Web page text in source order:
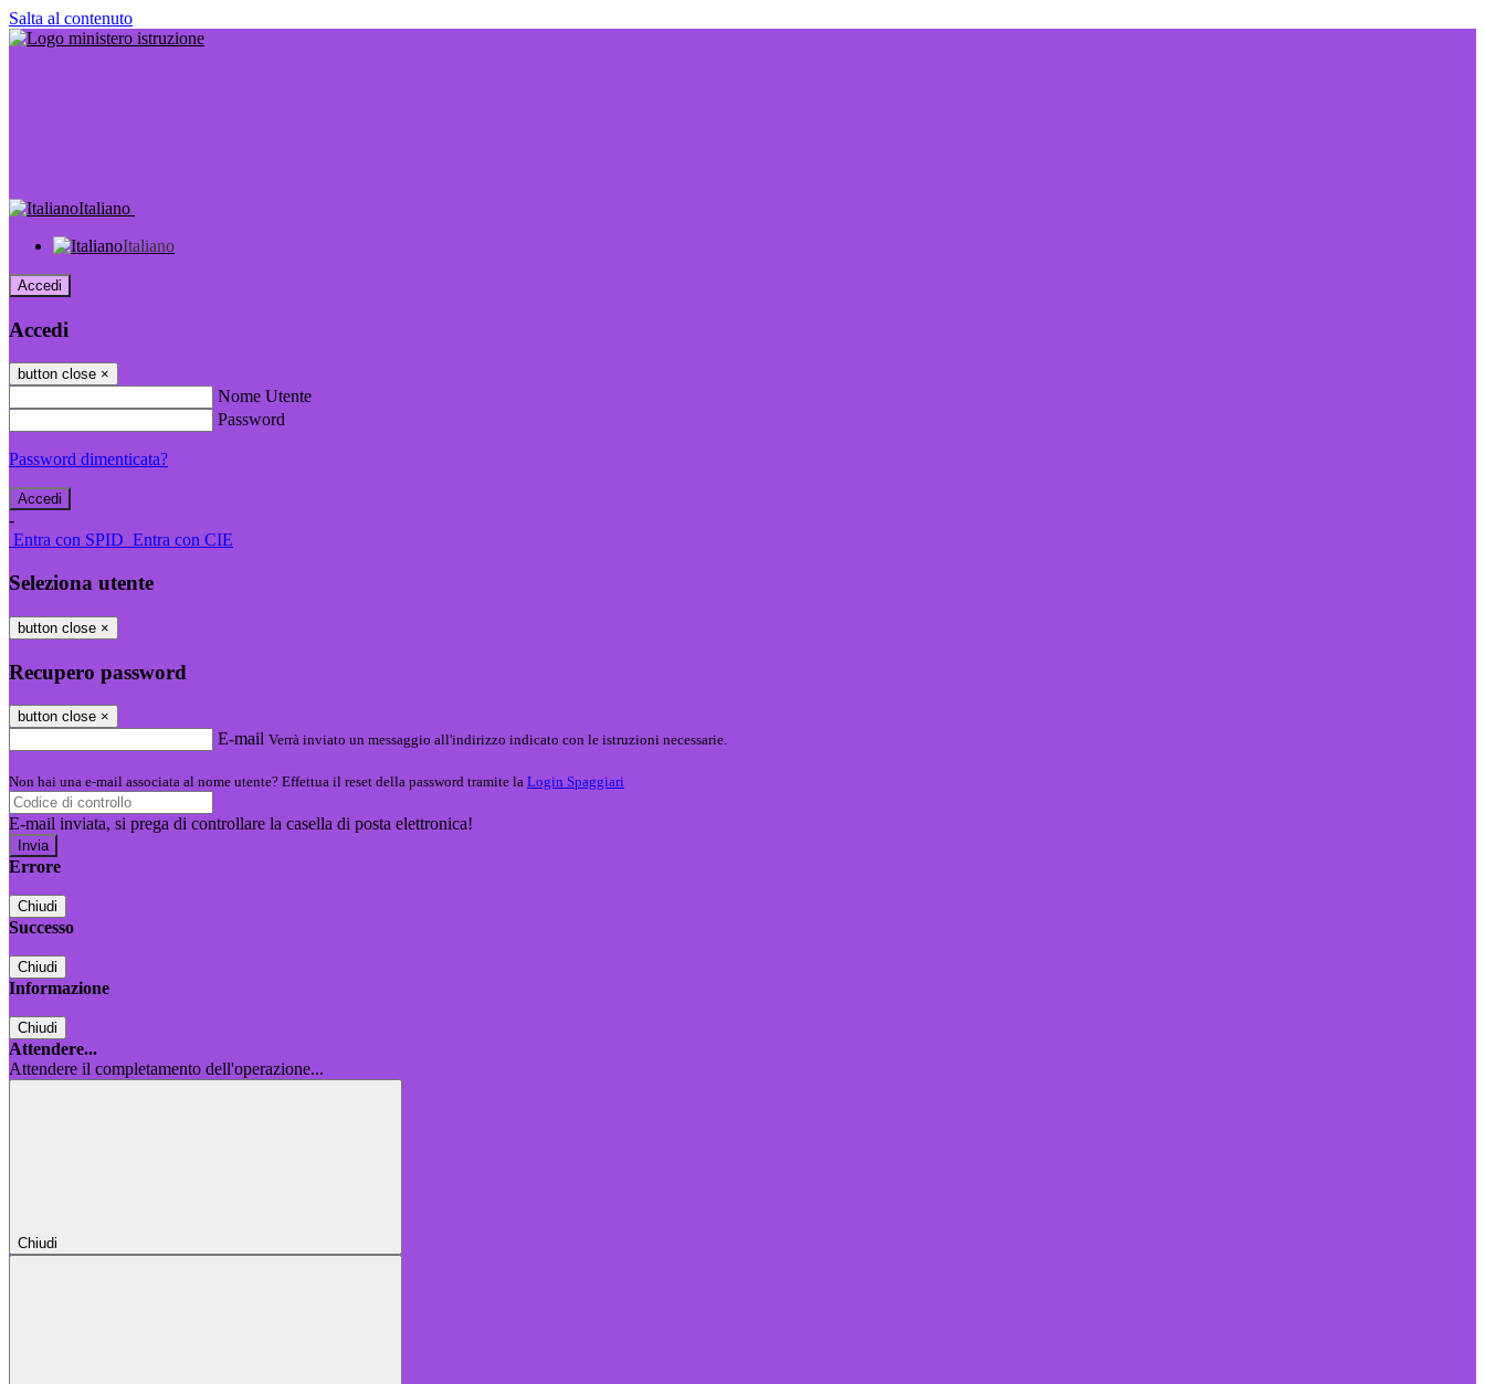
Salta al contenuto
Italiano
Italiano
Accedi
Accedi
button close ×
Nome Utente
Password
Password dimenticata?
-
Entra con SPID Entra con CIE
Seleziona utente
button close ×
Recupero password
button close ×
E-mail Verrà inviato un messaggio all'indirizzo indicato con le istruzioni necessarie.
Non hai una e-mail associata al nome utente? Effettua il reset della password tramite la Login Spaggiari
E-mail inviata, si prega di controllare la casella di posta elettronica!
Errore
Chiudi
Successo
Chiudi
Informazione
Chiudi
Attendere...
Attendere il completamento dell'operazione...
Chiudi